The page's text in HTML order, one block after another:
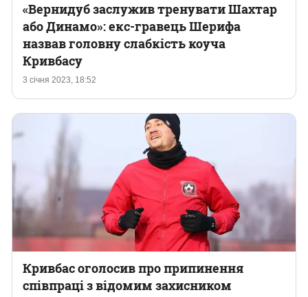
Букмекери
3 січня 2023, 18:52
«Вернидуб заслужив тренувати Шахтар
або Динамо»: екс-гравець Шерифа
назвав головну слабкість коуча
Кривбасу
Кривбас оголосив про припинення
співпраці з відомим захисником